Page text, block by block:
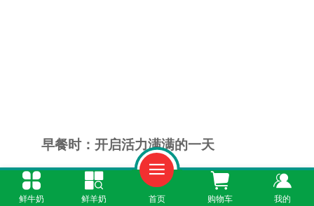
早餐时：开启活力满满的一天
早餐是一天中最重要的一餐，经过一夜的睡
鲜牛奶 鲜羊奶 首页 购物车 我的